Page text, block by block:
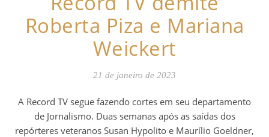
Roberta Piza e Mariana
Weickert
21 de janeiro de 2023
A Record TV segue fazendo cortes em seu departamento
de Jornalismo. Duas semanas após as saídas dos
repórteres veteranos Susan Hypolito e Maurílio Goeldner,